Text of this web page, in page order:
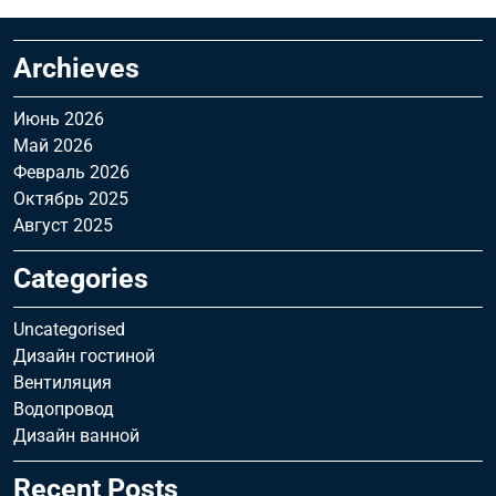
Archieves
Июнь 2026
Май 2026
Февраль 2026
Октябрь 2025
Август 2025
Categories
Uncategorised
Дизайн гостиной
Вентиляция
Водопровод
Дизайн ванной
Recent Posts